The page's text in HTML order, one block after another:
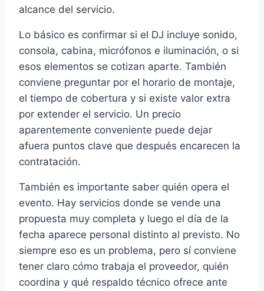
alcance del servicio.
Lo básico es confirmar si el DJ incluye sonido,
consola, cabina, micrófonos e iluminación, o si
esos elementos se cotizan aparte. También
conviene preguntar por el horario de montaje,
el tiempo de cobertura y si existe valor extra
por extender el servicio. Un precio
aparentemente conveniente puede dejar
afuera puntos clave que después encarecen la
contratación.
También es importante saber quién opera el
evento. Hay servicios donde se vende una
propuesta muy completa y luego el día de la
fecha aparece personal distinto al previsto. No
siempre eso es un problema, pero sí conviene
tener claro cómo trabaja el proveedor, quién
coordina y qué respaldo técnico ofrece ante